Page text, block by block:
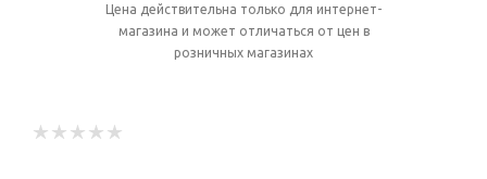
Цена действительна только для интернет-
магазина и может отличаться от цен в
розничных магазинах